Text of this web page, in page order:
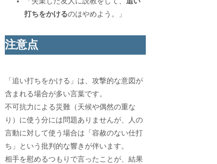
打ちをかけるのはやめよう。」
注意点
「追い打ちをかける」は、攻撃的な意図が
含まれる場合が多い言葉です。
不可抗力による災難（天候や偶然の重な
り）に使う分には問題ありませんが、人の
言動に対して使う場合は「容赦のない仕打
ち」という批判的な響きが伴います。
相手を慰めるつもりで言ったことが、結果